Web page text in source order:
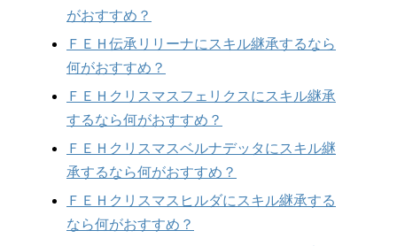
がおすすめ？
ＦＥＨ伝承リリーナにスキル継承するなら
何がおすすめ？
ＦＥＨクリスマスフェリクスにスキル継承
するなら何がおすすめ？
ＦＥＨクリスマスベルナデッタにスキル継
承するなら何がおすすめ？
ＦＥＨクリスマスヒルダにスキル継承する
なら何がおすすめ？